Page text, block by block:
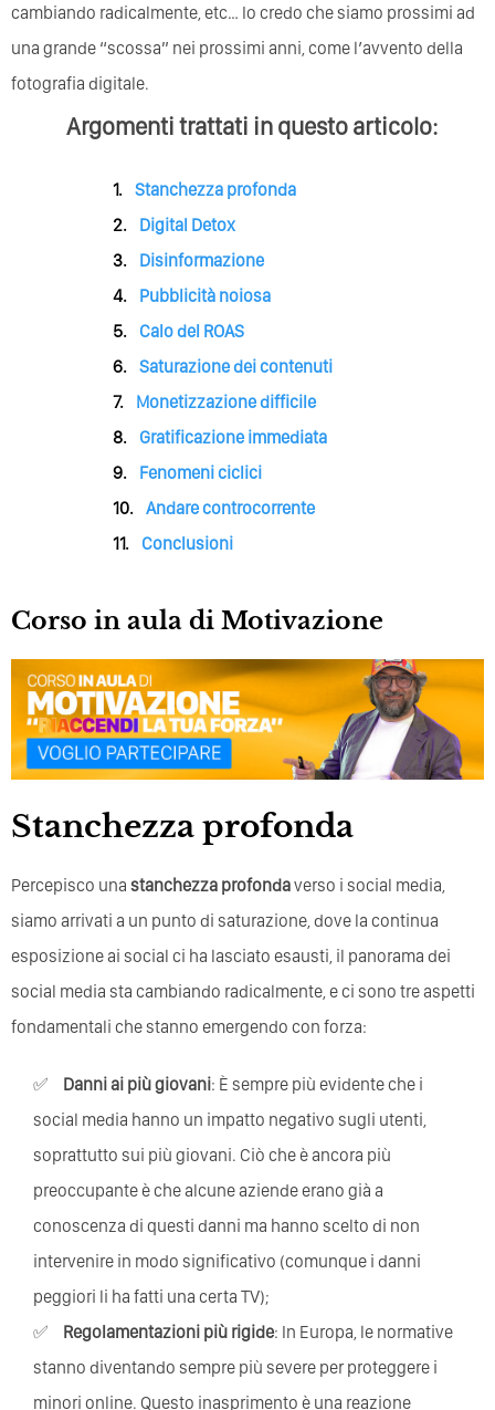
cambiando radicalmente, etc… Io credo che siamo prossimi ad
una grande “scossa” nei prossimi anni, come l’avvento della
fotografia digitale.
Argomenti trattati in questo articolo:
Stanchezza profonda
Digital Detox
Disinformazione
Pubblicità noiosa
Calo del ROAS
Saturazione dei contenuti
Monetizzazione difficile
Gratificazione immediata
Fenomeni ciclici
Andare controcorrente
Conclusioni
Corso in aula di Motivazione
Stanchezza profonda
Percepisco una stanchezza profondaverso i social media,
siamo arrivati a un punto di saturazione, dove la continua
esposizione ai social ci ha lasciato esausti, il panorama dei
social media sta cambiando radicalmente, e ci sono tre aspetti
fondamentali che stanno emergendo con forza:
Danni ai più giovani: È sempre più evidente che i
social media hanno un impatto negativo sugli utenti,
soprattutto sui più giovani. Ciò che è ancora più
preoccupante è che alcune aziende erano già a
conoscenza di questi danni ma hanno scelto di non
intervenire in modo significativo (comunque i danni
peggiori li ha fatti una certa TV);
Regolamentazioni più rigide: In Europa, le normative
stanno diventando sempre più severe per proteggere i
minori online. Questo inasprimento è una reazione